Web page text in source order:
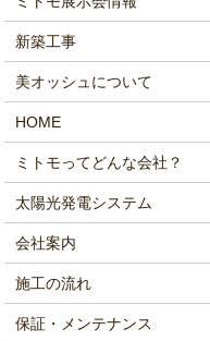
新築工事
美オッシュについて
HOME
ミトモってどんな会社？
太陽光発電システム
会社案内
施工の流れ
保証・メンテナンス